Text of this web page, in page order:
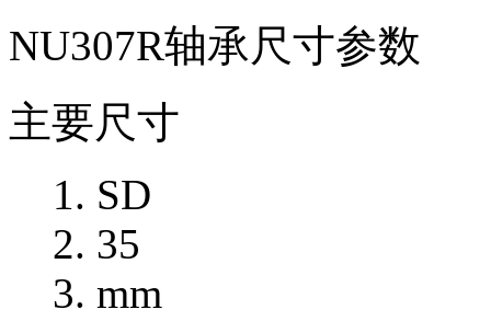
NU307R轴承尺寸参数
主要尺寸
SD
35
mm